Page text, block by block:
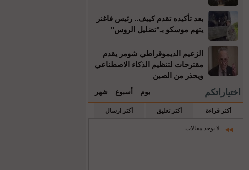
بعد تأكيده تقدم كييف.. رئيس فاغنر
يتهم موسكو بـ"تضليل الروس"
الزعيم الديموقراطي شومر يقدم
مقترحات لتنظيم الذكاء الاصطناعي
ويحذر من الصين
اختياراتكم يوم أسبوع شهر
أكثر قراءة أكثر تعليق أكثر ارسال
لا يوجد مقالات